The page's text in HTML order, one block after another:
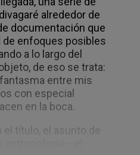
alrededor de
documentación que
de enfoques posibles
a lo largo del
de eso se trata:
entre mis
con especial
en la boca.
título, el asunto de